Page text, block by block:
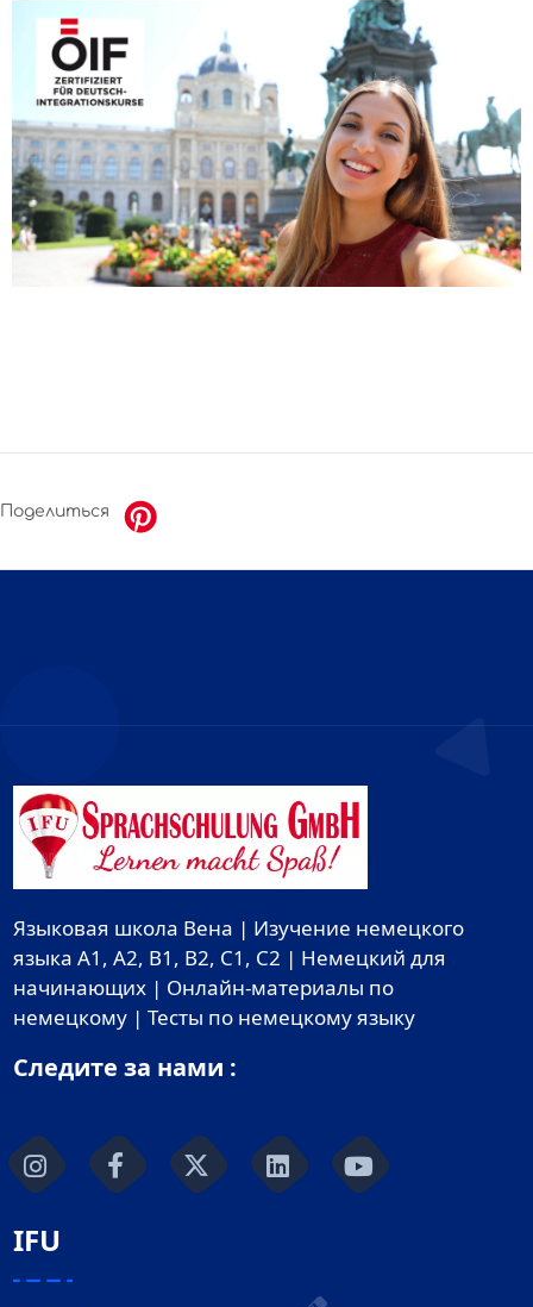
Поделиться
Языковая школа Вена | Изучение немецкого
языка A1, A2, B1, B2, C1, C2 | Немецкий для
начинающих | Онлайн-материалы по
немецкому | Тесты по немецкому языку
Следите за нами :
IFU